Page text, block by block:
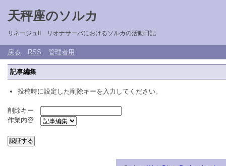
天秤座のソルカ
リネージュII リオナサーバにおけるソルカの活動日記
戻る RSS 管理者用
記事編集
投稿時に設定した削除キーを入力してください。
削除キー
作業内容